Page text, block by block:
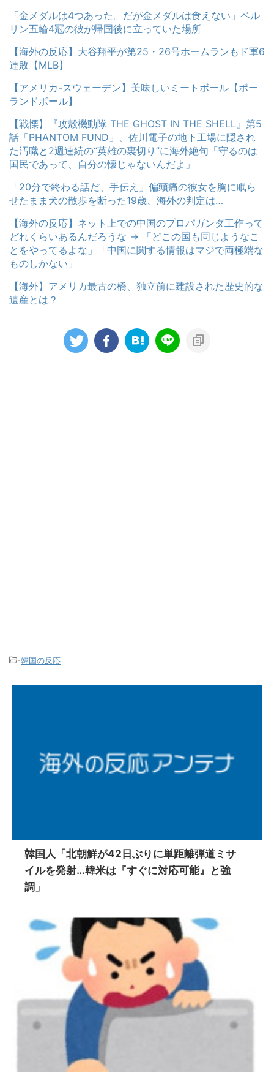
「金メダルは4つあった。だが金メダルは食えない」ベル
リン五輪4冠の彼が帰国後に立っていた場所
【海外の反応】大谷翔平が第25・26号ホームランもド軍6
連敗【MLB】
【アメリカ-スウェーデン】美味しいミートボール【ポー
ランドボール】
【戦慄】『攻殻機動隊 THE GHOST IN THE SHELL』第5
話「PHANTOM FUND」、佐川電子の地下工場に隠され
た汚職と2週連続の“英雄の裏切り”に海外絶句「守るのは
国民であって、自分の懐じゃないんだよ」
「20分で終わる話だ、手伝え」偏頭痛の彼女を胸に眠ら
せたまま犬の散歩を断った19歳、海外の判定は…
【海外の反応】ネット上での中国のプロパガンダ工作って
どれくらいあるんだろうな → 「どこの国も同じようなこ
とをやってるよな」「中国に関する情報はマジで両極端な
ものしかない」
【海外】アメリカ最古の橋、独立前に建設された歴史的な
遺産とは？
-韓国の反応
韓国人「北朝鮮が42日ぶりに単距離弾道ミサ
イルを発射…韓米は『すぐに対応可能』と強
調」